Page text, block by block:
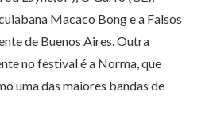
Macaco Bong e a Falsos
de Buenos Aires. Outra
no festival é a Norma, que
uma das maiores bandas de